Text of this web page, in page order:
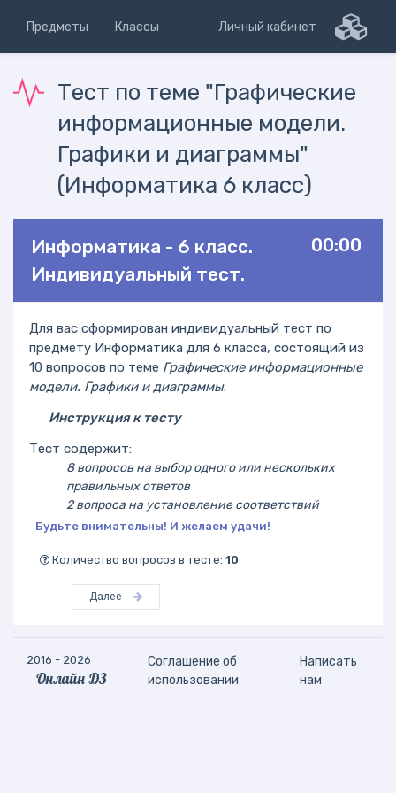
Предметы Классы Личный кабинет
Тест по теме "Графические
информационные модели.
Графики и диаграммы"
(Информатика 6 класс)
00:00
Информатика - 6 класс.
Индивидуальный тест.
Для вас сформирован индивидуальный тест по
предмету Информатика для 6 класса, состоящий из
10 вопросов по теме Графические информационные
модели. Графики и диаграммы.
Инструкция к тесту
Тест содержит:
8 вопросов на выбор одного или нескольких
правильных ответов
2 вопроса на установление соответствий
Будьте внимательны! И желаем удачи!
Количество вопросов в тесте: 10
Далее
2016 - 2026
Онлайн ДЗ
Соглашение об
использовании
Написать
нам